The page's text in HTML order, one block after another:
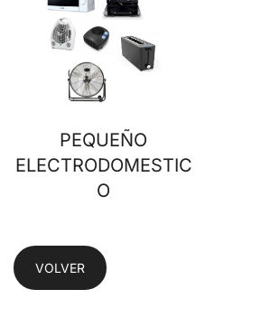
PEQUEÑO
ELECTRODOMESTIC
O
VOLVER